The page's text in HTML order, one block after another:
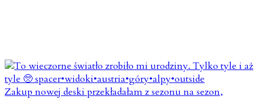
Zakup nowej deski przekładałam z sezonu na sezon,